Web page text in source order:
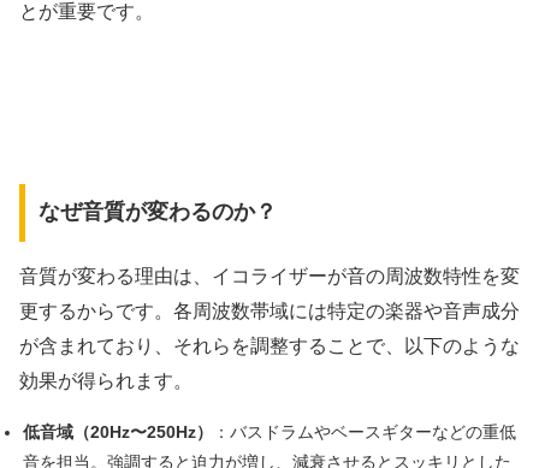
とが重要です。
なぜ音質が変わるのか？
音質が変わる理由は、イコライザーが音の周波数特性を変
更するからです。各周波数帯域には特定の楽器や音声成分
が含まれており、それらを調整することで、以下のような
効果が得られます。
低音域（20Hz〜250Hz）
：バスドラムやベースギターなどの重低
音を担当。強調すると迫力が増し、減衰させるとスッキリとした